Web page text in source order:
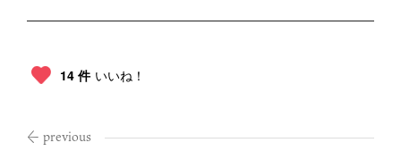
14 件 いいね！